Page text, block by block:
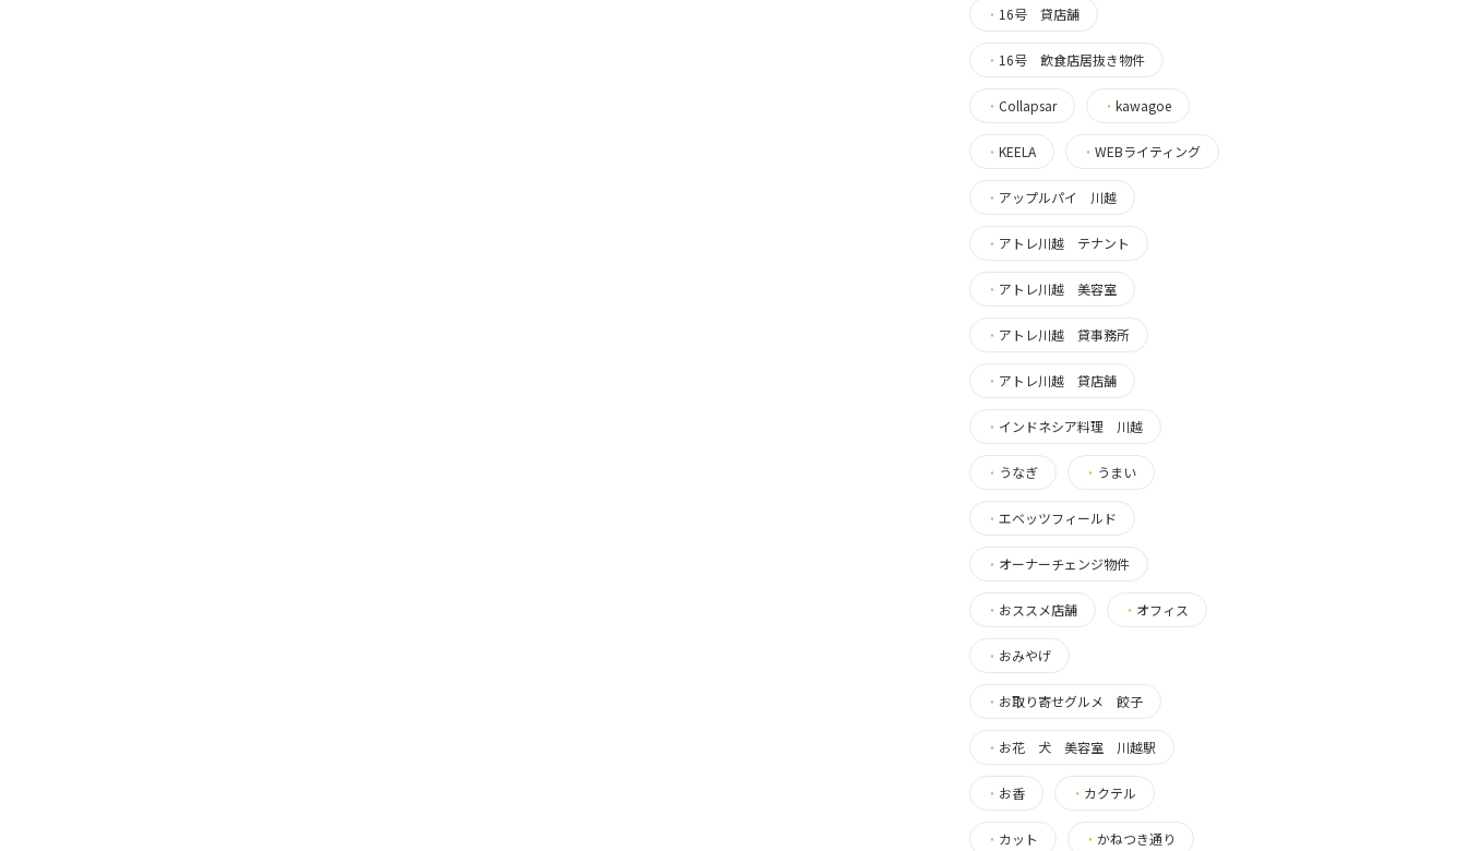
・ 16号 貸店舗
・ 16号 飲食店居抜き物件
・ Collapsar ・ kawagoe
・ KEELA ・ WEBライティング
・ アップルパイ 川越
・ アトレ川越 テナント
・ アトレ川越 美容室
・ アトレ川越 貸事務所
・ アトレ川越 貸店舗
・ インドネシア料理 川越
・ うなぎ ・ うまい
・ エベッツフィールド
・ オーナーチェンジ物件
・ おススメ店舗 ・ オフィス
・ おみやげ
・ お取り寄せグルメ 餃子
・ お花 犬 美容室 川越駅
・ お香 ・ カクテル
・ カット ・ かねつき通り